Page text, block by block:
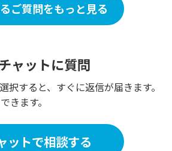
ご質問をもっと見る
ャットに質問
択すると、すぐに返信が届きます。
きます。
ットで相談する